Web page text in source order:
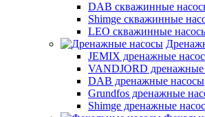
DAB скважинные
Shimge скважинные
LEO скважинные
JEMIX дренажные
VANDJORD дренажные
DAB дренажные насосы
Grundfos дренажные
Shimge дренажные